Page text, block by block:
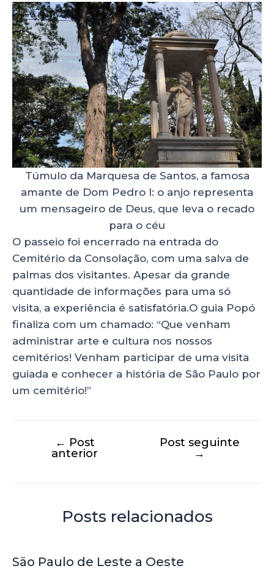
Túmulo da Marquesa de Santos, a famosa
amante de Dom Pedro I: o anjo representa
um mensageiro de Deus, que leva o recado
para o céu
O passeio foi encerrado na entrada do
Cemitério da Consolação, com uma salva de
palmas dos visitantes. Apesar da grande
quantidade de informações para uma só
visita, a experiência é satisfatória.O guia Popó
finaliza com um chamado: “Que venham
administrar arte e cultura nos nossos
cemitérios! Venham participar de uma visita
guiada e conhecer a história de São Paulo por
um cemitério!”
← Post
anterior
Post seguinte
→
Posts relacionados
São Paulo de Leste a Oeste